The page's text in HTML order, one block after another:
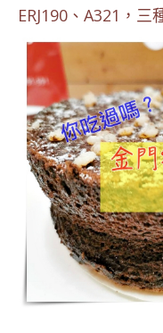
ERJ190、A321，三